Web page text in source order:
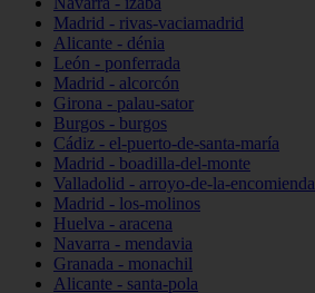
Madrid - rivas-vaciamadrid
Alicante - dénia
León - ponferrada
Madrid - alcorcón
Girona - palau-sator
Burgos - burgos
Cádiz - el-puerto-de-santa-maría
Madrid - boadilla-del-monte
Valladolid - arroyo-de-la-encomienda
Madrid - los-molinos
Huelva - aracena
Navarra - mendavia
Granada - monachil
Alicante - santa-pola